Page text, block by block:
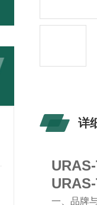
详
一、品牌